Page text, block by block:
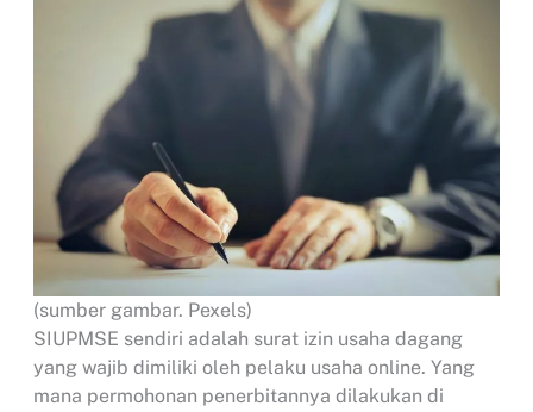
(sumber gambar. Pexels)
SIUPMSE sendiri adalah surat izin usaha dagang
yang wajib dimiliki oleh pelaku usaha online. Yang
mana permohonan penerbitannya dilakukan di